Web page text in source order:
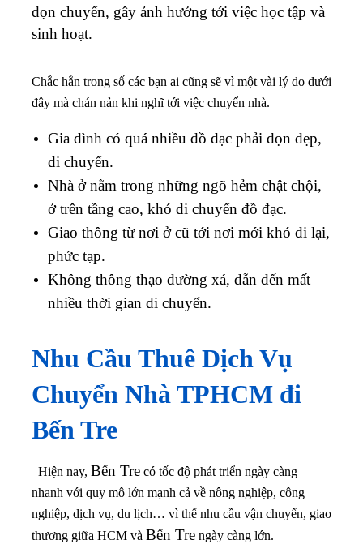
dọn chuyển, gây ảnh hưởng tới việc học tập và
sinh hoạt.
Chắc hẳn trong số các bạn ai cũng sẽ vì một vài lý do dưới
đây mà chán nản khi nghĩ tới việc chuyển nhà.
Gia đình có quá nhiều đồ đạc phải dọn dẹp,
di chuyển.
Nhà ở nằm trong những ngõ hẻm chật chội,
ở trên tầng cao, khó di chuyển đồ đạc.
Giao thông từ nơi ở cũ tới nơi mới khó đi lại,
phức tạp.
Không thông thạo đường xá, dẫn đến mất
nhiều thời gian di chuyển.
Nhu Cầu Thuê Dịch Vụ
Chuyển Nhà TPHCM đi
Bến Tre
Hiện nay, Bến Tre có tốc độ phát triển ngày càng
nhanh với quy mô lớn mạnh cả về nông nghiệp, công
nghiệp, dịch vụ, du lịch… vì thế nhu cầu vận chuyển, giao
thương giữa HCM và Bến Tre ngày càng lớn.